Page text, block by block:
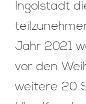
Ingolstadt
Jahr 2021
vor den
weitere 20